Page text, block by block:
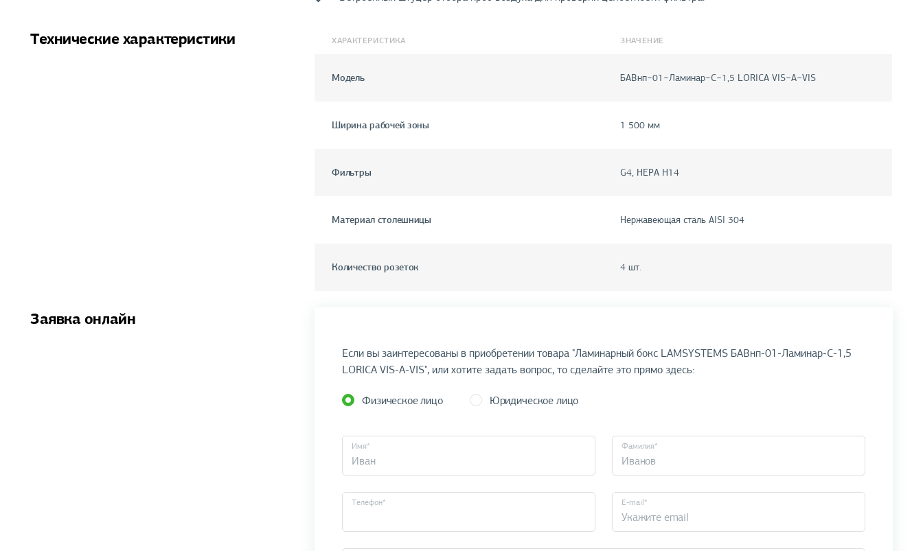
Технические характеристики ХАРАКТЕРИСТИКА ЗНАЧЕНИЕ
Модель БАВнп−01−Ламинар−С−1,5 LORICA VIS−А−VIS
Ширина рабочей зоны 1 500 мм
Фильтры G4, HEPA H14
Материал столешницы Нержавеющая сталь AISI 304
Количество розеток 4 шт.
Заявка онлайн
Если вы заинтересованы в приобретении товара "Ламинарный бокс LAMSYSTEMS БАВнп-01-Ламинар-С-1,5
LORICA VIS-А-VIS", или хотите задать вопрос, то сделайте это прямо здесь:
Физическое лицо Юридическое лицо
Имя* Фамилия*
Телефон* E-mail*